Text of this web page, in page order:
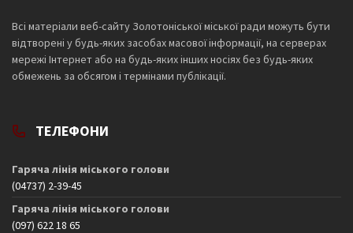
Всі матеріали веб-сайту Золотоніської міської ради можуть бути
відтворені у будь-яких засобах масової інформації, на серверах
мережі Інтернет або на будь-яких інших носіях без будь-яких
обмежень за обсягом і термінами публікації.
ТЕЛЕФОНИ
Гаряча лінія міського голови
(04737) 2-39-45
Гаряча лінія міського голови
(097) 622 18 65